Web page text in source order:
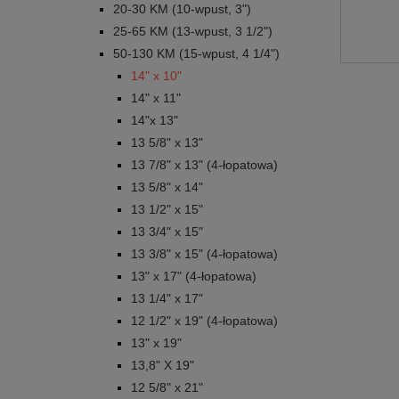
20-30 KM (10-wpust, 3")
25-65 KM (13-wpust, 3 1/2")
50-130 KM (15-wpust, 4 1/4")
14" x 10"
14" x 11"
14"x 13"
13 5/8" x 13"
13 7/8" x 13" (4-łopatowa)
13 5/8" x 14"
13 1/2" x 15"
13 3/4" x 15"
13 3/8" x 15" (4-łopatowa)
13" x 17" (4-łopatowa)
13 1/4" x 17"
12 1/2" x 19" (4-łopatowa)
13" x 19"
13,8" X 19"
12 5/8" x 21"